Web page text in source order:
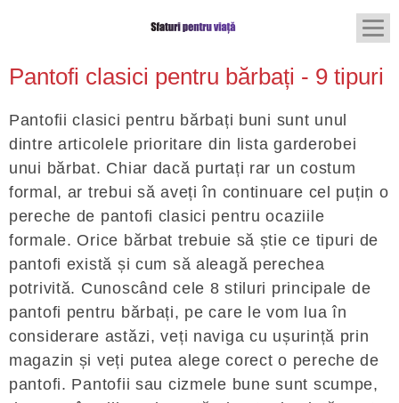
Pantofi clasici pentru bărbați - 9 tipuri
Pantofii clasici pentru bărbați buni sunt unul
dintre articolele prioritare din lista garderobei
unui bărbat. Chiar dacă purtați rar un costum
formal, ar trebui să aveți în continuare cel puțin o
pereche de pantofi clasici pentru ocaziile
formale. Orice bărbat trebuie să știe ce tipuri de
pantofi există și cum să aleagă perechea
potrivită. Cunoscând cele 8 stiluri principale de
pantofi pentru bărbați, pe care le vom lua în
considerare astăzi, veți naviga cu ușurință prin
magazin și veți putea alege corect o pereche de
pantofi. Pantofii sau cizmele bune sunt scumpe,